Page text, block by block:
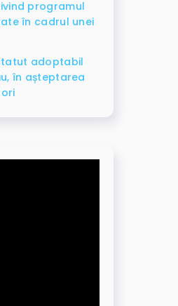
programul
în cadrul unei
adoptabil
în așteptarea